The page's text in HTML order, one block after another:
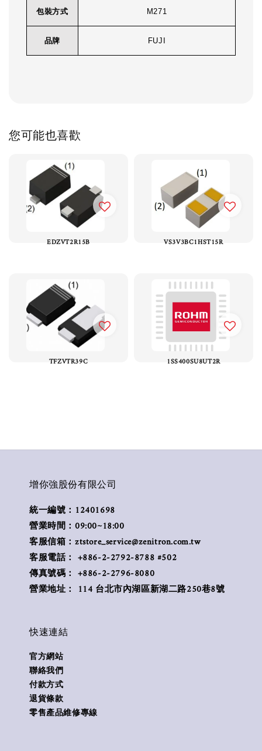
包裝方式 M271
品牌 FUJI
您可能也喜歡
EDZVT2R15B VS3V3BC1HST15R
TFZVTR39C 1SS400SU8UT2R
增你強股份有限公司
統一編號：12401698
營業時間：09:00~18:00
客服信箱：ztstore_service@zenitron.com.tw
客服電話： +886-2-2792-8788 #502
傳真號碼： +886-2-2796-8080
營業地址： 114 台北市內湖區新湖二路250巷8號
快速連結
官方網站
聯絡我們
付款方式
退貨條款
零售產品維修專線